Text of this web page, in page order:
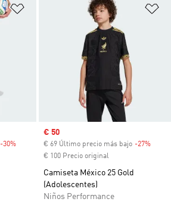
Añadir a la lista de deseos
-30% Descuento
Precio de venta
€ 50
€ 69 Último precio más bajo -27%
€ 100 Precio original
Camiseta México 25 Gold
(Adolescentes)
Niños Performance